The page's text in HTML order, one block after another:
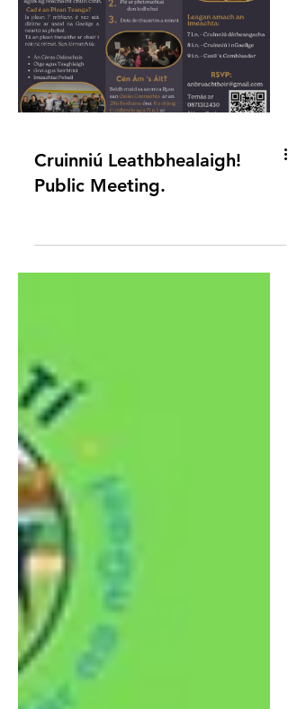
Deiseanna
Ranganna
Cruinniú Leathbhealaigh!
Public Meeting.